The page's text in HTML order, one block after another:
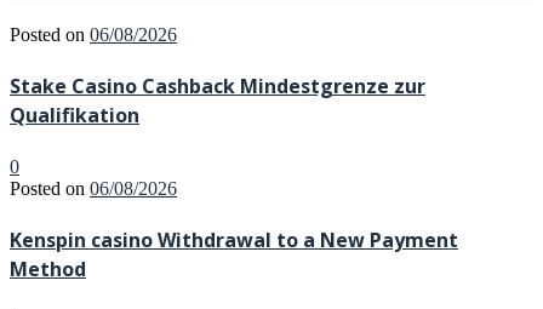
Posted on 06/08/2026
Stake Casino Cashback Mindestgrenze zur
Qualifikation
0
Posted on 06/08/2026
Kenspin casino Withdrawal to a New Payment
Method